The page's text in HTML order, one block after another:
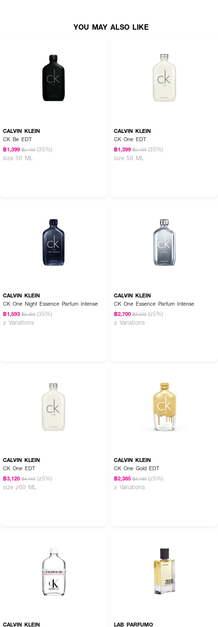
YOU MAY ALSO LIKE
CALVIN KLEIN
CK Be EDT
฿1,399 ฿2,150 (35%)
size 50 ML
CALVIN KLEIN
CK One EDT
฿1,399 ฿2,150 (35%)
size 50 ML
CALVIN KLEIN
CK One Night Essence Parfum Intense
฿1,593 ฿2,450 (35%)
2 Variations
CALVIN KLEIN
CK One Essence Parfum Intense
฿2,700 ฿3,600 (25%)
2 Variations
CALVIN KLEIN
CK One EDT
฿3,120 ฿4,160 (25%)
size 200 ML
CALVIN KLEIN
CK One Gold EDT
฿2,385 ฿3,180 (25%)
2 Variations
CALVIN KLEIN LAB PARFUMO